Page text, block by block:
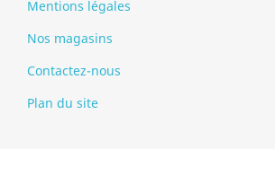
Mentions légales
Nos magasins
Contactez-nous
Plan du site